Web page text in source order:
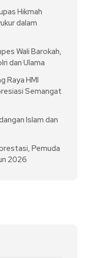
Hikmah
dalam
Wali Barokah,
dan Ulama
Raya HMI
Semangat
Islam dan
Pemuda
2026